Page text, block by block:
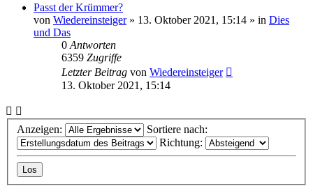
Passt der Krümmer?
von Wiedereinsteiger» 13. Oktober 2021, 15:14 » in Dies
und Das
0 Antworten
6359 Zugriffe
Letzter Beitrag von Wiedereinsteiger
13. Oktober 2021, 15:14
Anzeigen:
Sortiere nach:
Richtung: